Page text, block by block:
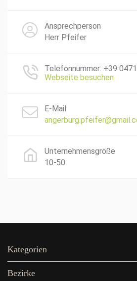
Ansprechperson
Herr Pfeifer
Telefonnummer: +39
Webseite besuchen
E-Mail:
Unternehmensgröße
10-50
Kategorien
Bezirke